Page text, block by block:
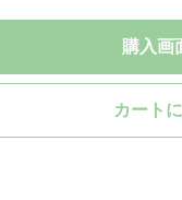
購入画
カート